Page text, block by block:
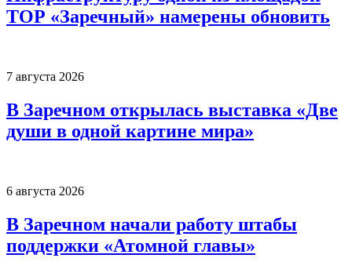
ТОР «Заречный» намерены обновить
7 августа 2026
В Заречном открылась выставка «Две
души в одной картине мира»
6 августа 2026
В Заречном начали работу штабы
поддержки «Атомной главы»